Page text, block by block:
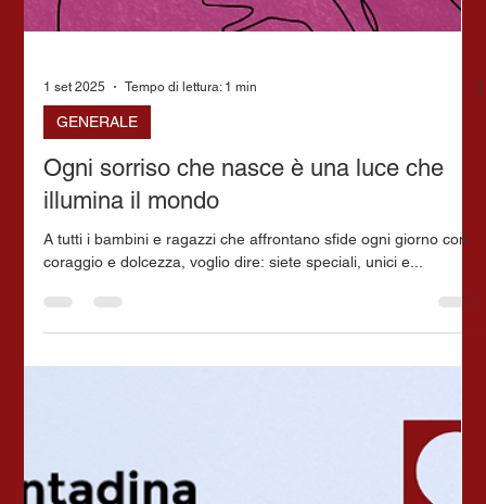
1 set 2025 Tempo di lettura: 1 min
GENERALE
illumina il mondo